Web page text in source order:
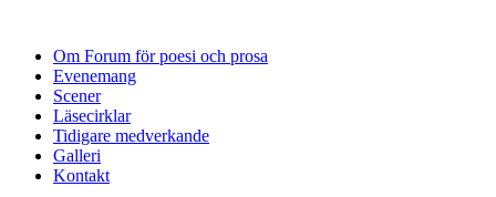
Om Forum för poesi och prosa
Evenemang
Scener
Läsecirklar
Tidigare medverkande
Galleri
Kontakt